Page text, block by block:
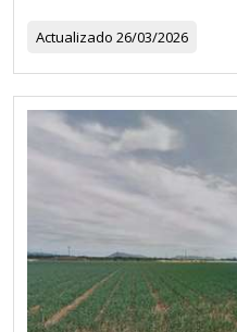
Actualizado 26/03/2026